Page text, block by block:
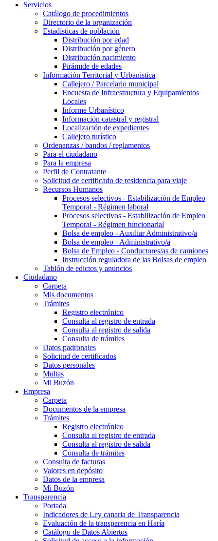
Servicios
Catálogo de procedimientos
Directorio de la organización
Estadísticas de población
Distribución por edad
Distribución por género
Distribución nacimiento
Pirámide de edades
Información Territorial y Urbanística
Callejero / Parcelario municipal
Encuesta de Infraestructura y Equipamientos
Locales
Informe Urbanístico
Información catastral y registral
Localización de expedientes
Callejero turístico
Ordenanzas / bandos / reglamentos
Para el ciudadano
Para la empresa
Perfil de Contratante
Solicitud de certificado de residencia para viaje
Recursos Humanos
Procesos selectivos - Estabilización de Empleo
Temporal - Régimen laboral
Procesos selectivos - Estabilización de Empleo
Temporal - Régimen funcionarial
Bolsa de empleo - Auxiliar Administrativo/a
Bolsa de empleo - Administrativo/a
Bolsa de Empleo - Conductores/as de camiones
Instrucción reguladora de las Bolsas de empleo
Tablón de edictos y anuncios
Ciudadano
Carpeta
Mis documentos
Trámites
Registro electrónico
Consulta al registro de entrada
Consulta al registro de salida
Consulta de trámites
Datos padronales
Solicitud de certificados
Datos personales
Multas
Mi Buzón
Empresa
Carpeta
Documentos de la empresa
Trámites
Registro electrónico
Consulta al registro de entrada
Consulta al registro de salida
Consulta de trámites
Consulta de facturas
Valores en depósito
Datos de la empresa
Mi Buzón
Transparencia
Portada
Indicadores de Ley canaria de Transparencia
Evaluación de la transparencia en Haría
Catálogo de Datos Abiertos